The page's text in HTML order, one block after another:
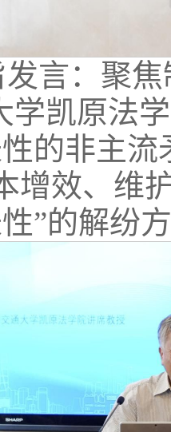
发言：聚
学凯原法
的非主
增效、维
”的解纷